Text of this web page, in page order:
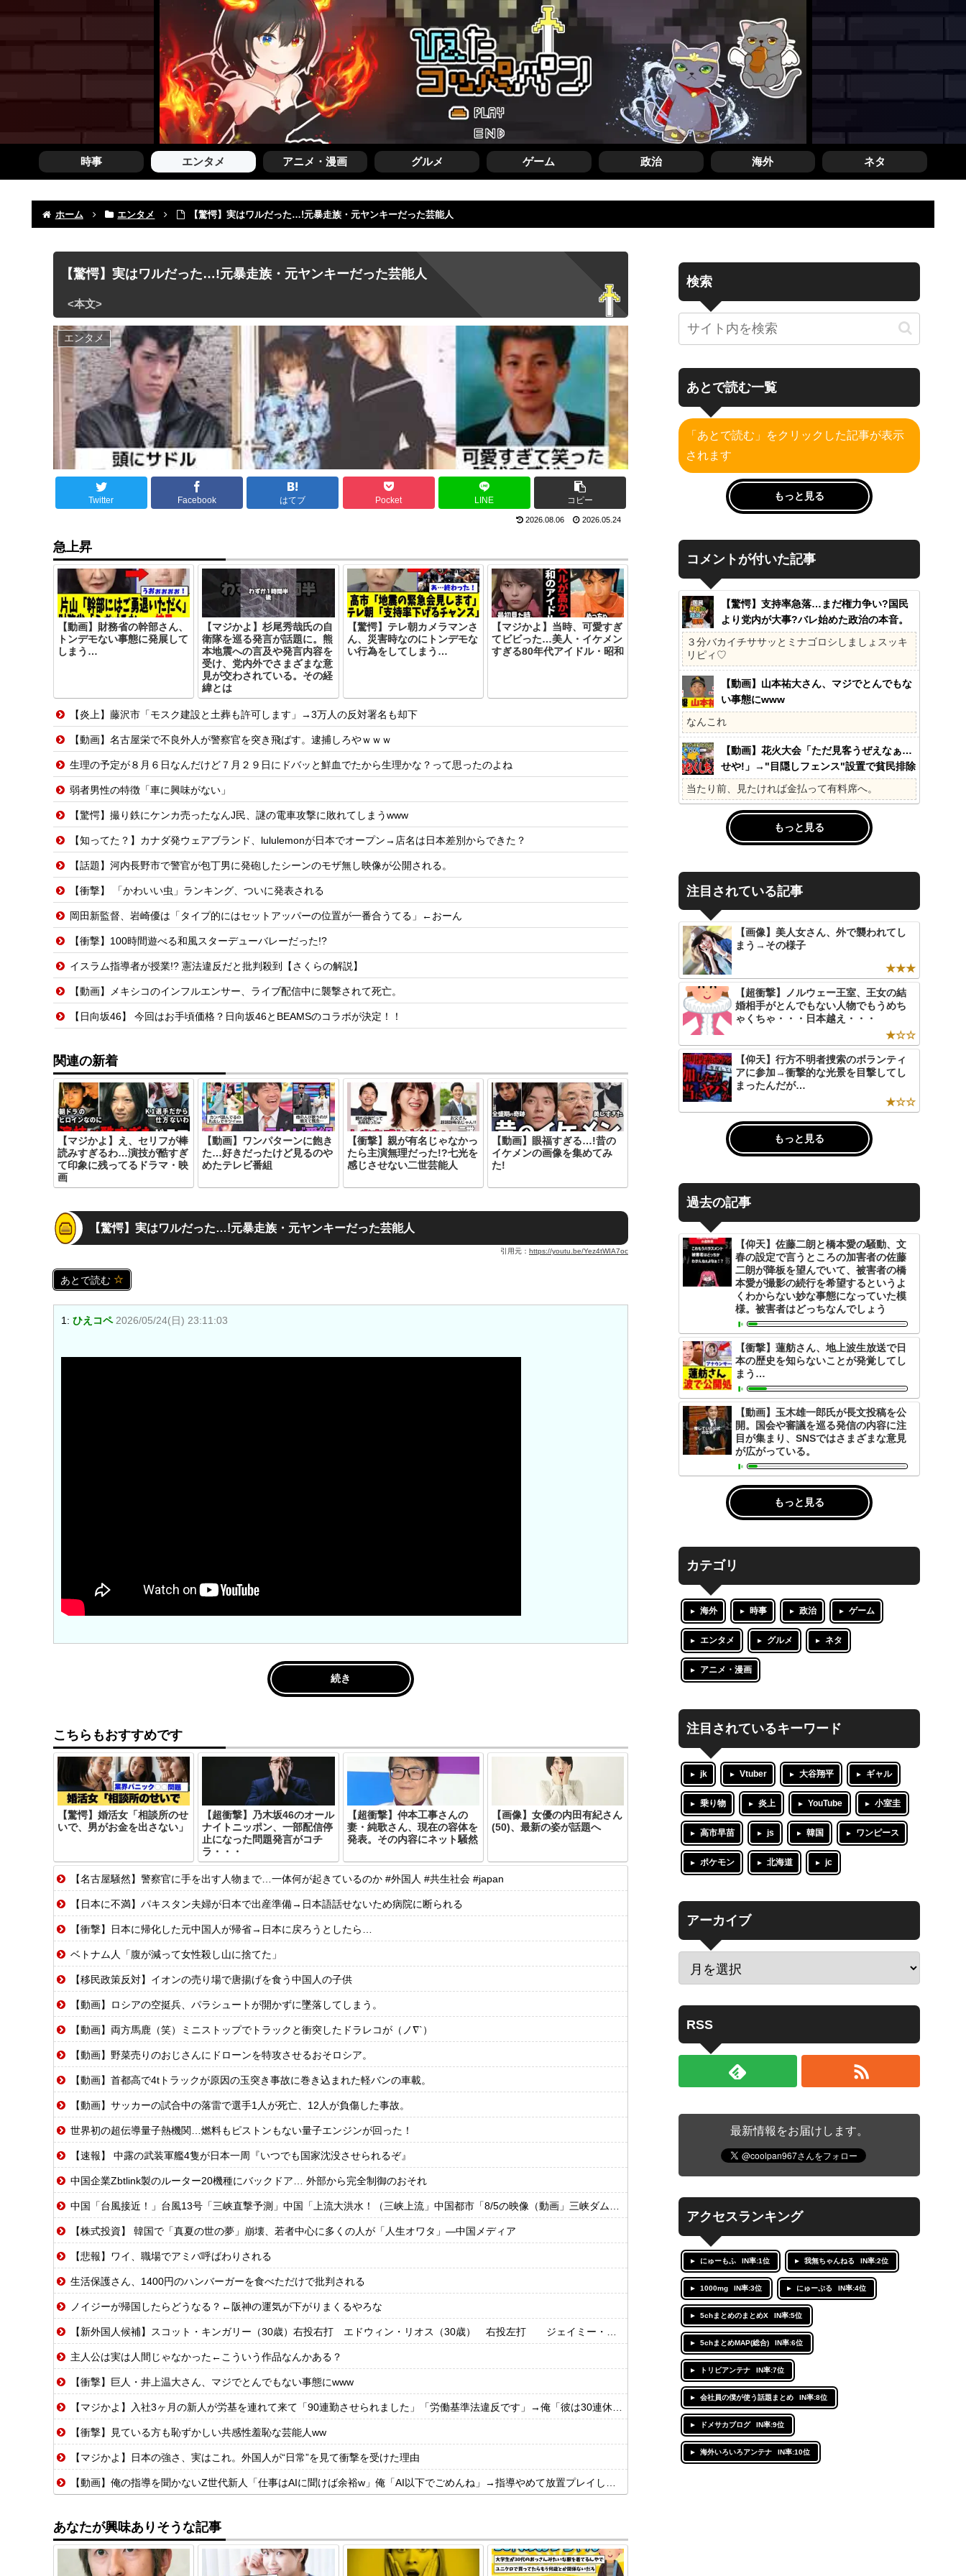
時事 エンタメ アニメ・漫画 グルメ ゲーム 政治 海外 ネタ
ホーム エンタメ 【驚愕】実はワルだった…!元暴走族・元ヤンキーだった芸能人
【驚愕】実はワルだった…!元暴走族・元ヤンキーだった芸能人
エンタメ
Twitter Facebook はてブ Pocket LINE コピー
2026.08.06 2026.05.24
急上昇
【動画】財務省の幹部さん、
トンデモない事態に発展して
しまう…
【マジかよ】杉尾秀哉氏の自
衛隊を巡る発言が話題に。熊
本地震への言及や発言内容を
受け、党内外でさまざまな意
見が交わされている。その経
緯とは
【驚愕】テレ朝カメラマンさ
ん、災害時なのにトンデモな
い行為をしてしまう…
【マジかよ】当時、可愛すぎ
てビビった…美人・イケメン
すぎる80年代アイドル・昭和
【炎上】藤沢市「モスク建設と土葬も許可します」→3万人の反対署名も却下
【動画】名古屋栄で不良外人が警察官を突き飛ばす。逮捕しろやｗｗｗ
生理の予定が８月６日なんだけど７月２９日にドバッと鮮血でたから生理かな？って思ったのよね
弱者男性の特徴「車に興味がない」
【驚愕】撮り鉄にケンカ売ったなんJ民、謎の電車攻撃に敗れてしまうwww
【知ってた？】カナダ発ウェアブランド、lululemonが日本でオープン→店名は日本差別からできた？
【話題】河内長野市で警官が包丁男に発砲したシーンのモザ無し映像が公開される。
【衝撃】 「かわいい虫」ランキング、ついに発表される
岡田新監督、岩崎優は「タイプ的にはセットアッパーの位置が一番合うてる」←おーん
【衝撃】100時間遊べる和風スターデューバレーだった!?
イスラム指導者が授業!? 憲法違反だと批判殺到【さくらの解説】
【動画】メキシコのインフルエンサー、ライブ配信中に襲撃されて死亡。
【日向坂46】 今回はお手頃価格？日向坂46とBEAMSのコラボが決定！！
関連の新着
【マジかよ】え、セリフが棒
読みすぎるわ…演技が酷すぎ
て印象に残ってるドラマ・映
画
【動画】ワンパターンに飽き
た…好きだったけど見るのや
めたテレビ番組
【衝撃】親が有名じゃなかっ
たら主演無理だった!?七光を
感じさせない二世芸能人
【動画】眼福すぎる…!昔の
イケメンの画像を集めてみ
た!
【驚愕】実はワルだった…!元暴走族・元ヤンキーだった芸能人
引用元： https://youtu.be/Yez4tWIA7oc
あとで読む
1: ひえコペ 2026/05/24(日) 23:11:03
続き
こちらもおすすめです
【驚愕】婚活女「相談所のせ
いで、男がお金を出さない」
【超衝撃】乃木坂46のオール
ナイトニッポン、一部配信停
止になった問題発言がコチ
ラ・・・
【超衝撃】仲本工事さんの
妻・純歌さん、現在の容体を
発表。その内容にネット騒然
【画像】女優の内田有紀さん
(50)、最新の姿が話題へ
【名古屋騒然】警察官に手を出す人物まで…一体何が起きているのか #外国人 #共生社会 #japan
【日本に不満】パキスタン夫婦が日本で出産準備→日本語話せないため病院に断られる
【衝撃】日本に帰化した元中国人が帰省→日本に戻ろうとしたら…
ベトナム人「腹が減って女性殺し山に捨てた」
【移民政策反対】イオンの売り場で唐揚げを食う中国人の子供
【動画】ロシアの空挺兵、パラシュートが開かずに墜落してしまう。
【動画】両方馬鹿（笑）ミニストップでトラックと衝突したドラレコが（ノ∇`）
【動画】野菜売りのおじさんにドローンを特攻させるおそロシア。
【動画】首都高で4tトラックが原因の玉突き事故に巻き込まれた軽バンの車載。
【動画】サッカーの試合中の落雷で選手1人が死亡、12人が負傷した事故。
世界初の超伝導量子熱機関…燃料もピストンもない量子エンジンが回った！
【速報】 中露の武装軍艦4隻が日本一周『いつでも国家沈没させられるぞ』
中国企業Zbtlink製のルーター20機種にバックドア… 外部から完全制御のおそれ
中国「台風接近！」台風13号「三峡直撃予測」中国「上流大洪水！（三峡上流」中国都市「8/5の映像（動画」三峡ダム「緊急放流（決壊危機」中国「下流大水害（震え声」→
【株式投資】 韓国で「真夏の世の夢」崩壊、若者中心に多くの人が「人生オワタ」―中国メディア
【悲報】ワイ、職場でアミバ呼ばわりされる
生活保護さん、1400円のハンバーガーを食べただけで批判される
ノイジーが帰国したらどうなる？←阪神の運気が下がりまくるやろな
【新外国人候補】スコット・キンガリー（30歳）右投右打 エドウィン・リオス（30歳） 右投左打 ジェイミー・ウェストブルック（29歳） 右投右打
主人公は実は人間じゃなかった←こういう作品なんかある？
【衝撃】巨人・井上温大さん、マジでとんでもない事態にwww
【マジかよ】入社3ヶ月の新人が労基を連れて来て「90連勤させられました」「労働基準法違反です」→俺「彼は30連休中ですが?」
【衝撃】見ている方も恥ずかしい共感性羞恥な芸能人ww
【マジかよ】日本の強さ、実はこれ。外国人が“日常”を見て衝撃を受けた理由
【動画】俺の指導を聞かないZ世代新人「仕事はAIに聞けば余裕w」俺「AI以下でごめんね」→指導やめて放置プレイした結果w
あなたが興味ありそうな記事
検索
あとで読む一覧
「あとで読む」をクリックした記事が表示
されます
もっと見る
コメントが付いた記事
【驚愕】支持率急落…まだ権力争い?国民
より党内が大事?バレ始めた政治の本音。
41%の衝撃、その理由。選挙しか見てない
の?国民不在の政治が限界!
３分バカイチササッとミナゴロシしましょスッキ
リピィ♡
【動画】山本祐大さん、マジでとんでもな
い事態にwww
なんこれ
【動画】花火大会「ただ見客うぜえなぁ…
せや!」→"目隠しフェンス"設置で貧民排除
www
当たり前、見たければ金払って有料席へ。
もっと見る
注目されている記事
【画像】美人女さん、外で襲われてし
まう→その様子
★★★
【超衝撃】ノルウェー王室、王女の結
婚相手がとんでもない人物でもうめち
ゃくちゃ・・・日本越え・・・
★☆☆
【仰天】行方不明者捜索のボランティ
アに参加→衝撃的な光景を目撃してし
まったんだが…
★☆☆
もっと見る
過去の記事
【仰天】佐藤二朗と橋本愛の騒動、文
春の設定で言うところの加害者の佐藤
二朗が降板を望んでいて、被害者の橋
本愛が撮影の続行を希望するというよ
くわからない妙な事態になっていた模
様。被害者はどっちなんでしょう
【衝撃】蓮舫さん、地上波生放送で日
本の歴史を知らないことが発覚してし
まう…
【動画】玉木雄一郎氏が長文投稿を公
開。国会や審議を巡る発信の内容に注
目が集まり、SNSではさまざまな意見
が広がっている。
もっと見る
カテゴリ
海外 時事 政治 ゲーム
エンタメ グルメ ネタ
アニメ・漫画
注目されているキーワード
jk Vtuber 大谷翔平 ギャル
乗り物 炎上 YouTube 小室圭
高市早苗 js 韓国 ワンピース
ポケモン 北海道 jc
アーカイブ
RSS
最新情報をお届けします。
アクセスランキング
にゅーもふ IN率:1位 我無ちゃんねる IN率:2位
1000mg IN率:3位 にゅーぷる IN率:4位
5chまとめのまとめX IN率:5位
5chまとめMAP(総合) IN率:6位
トリビアンテナ IN率:7位
会社員の僕が使う話題まとめ IN率:8位
ドメサカブログ IN率:9位
海外いろいろアンテナ IN率:10位